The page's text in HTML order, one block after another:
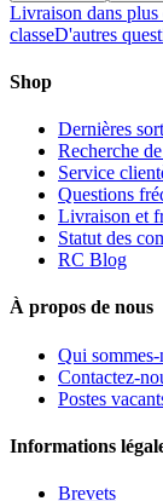
Livraison dans plus
classeD'autres
Shop
Dernières
Recherche
Service
Questions
Livraison et
Statut des
RC Blog
À propos de nous
Qui sommes-
Contactez-
Postes
Informations
Brevets